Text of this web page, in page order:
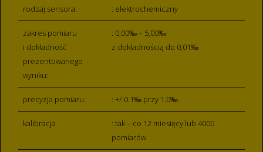
rodzaj sensora: : elektrochemiczny
zakres pomiaru
i dokładność
prezentowanego
wyniku:
: 0,00‰ – 5,00‰
z dokładnością do 0,01‰
precyzja pomiaru: : +/-0.1‰ przy 1.0‰
kalibracja
: tak – co 12 miesięcy lub 4000
pomiarów